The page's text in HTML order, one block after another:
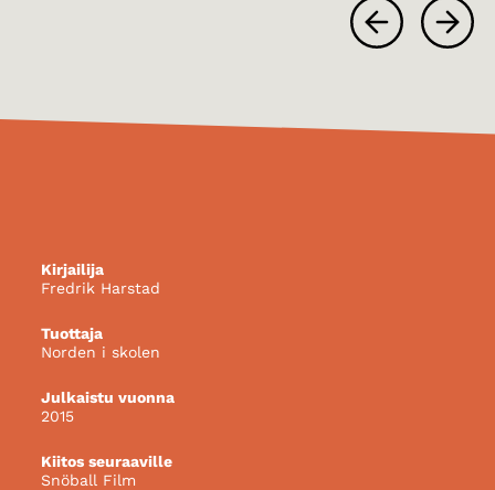
Kirjailija
Fredrik Harstad
Tuottaja
Norden i skolen
Julkaistu vuonna
2015
Kiitos seuraaville
Snöball Film